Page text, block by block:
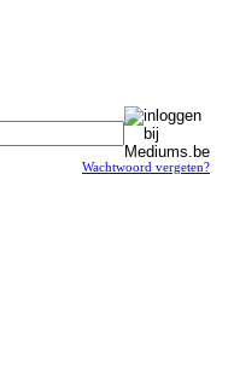
Wachtwoord vergeten?